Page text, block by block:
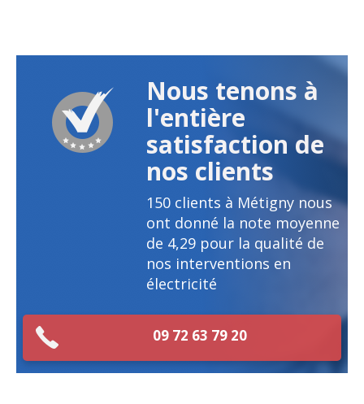
Nous tenons à
l'entière
satisfaction de
nos clients
150 clients à Métigny nous
ont donné la note moyenne
de 4,29 pour la qualité de
nos interventions en
électricité
09 72 63 79 20